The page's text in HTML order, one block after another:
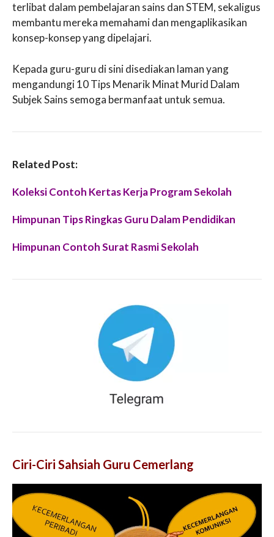
terlibat dalam pembelajaran sains dan STEM, sekaligus
membantu mereka memahami dan mengaplikasikan
konsep-konsep yang dipelajari.
Kepada guru-guru di sini disediakan laman yang
mengandungi 10 Tips Menarik Minat Murid Dalam
Subjek Sains semoga bermanfaat untuk semua.
Related Post:
Koleksi Contoh Kertas Kerja Program Sekolah
Himpunan Tips Ringkas Guru Dalam Pendidikan
Himpunan Contoh Surat Rasmi Sekolah
Ciri-Ciri Sahsiah Guru Cemerlang